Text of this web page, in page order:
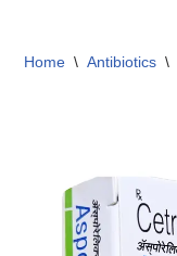
Home \ Antibiotics \